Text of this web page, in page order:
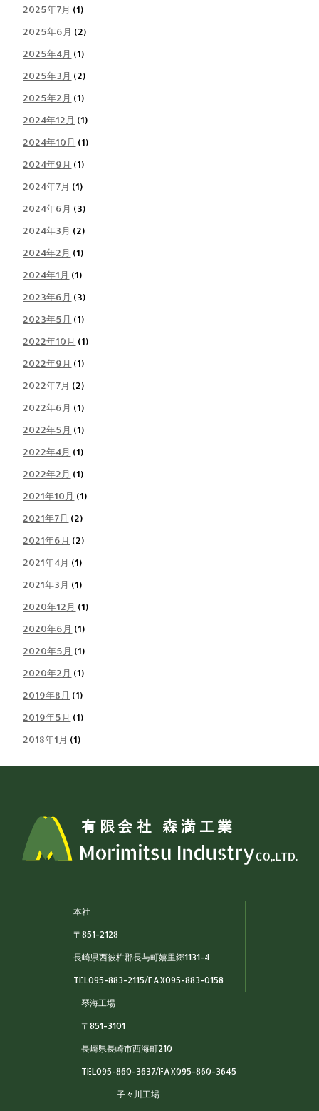
2025年7月 (1)
2025年6月 (2)
2025年4月 (1)
2025年3月 (2)
2025年2月 (1)
2024年12月 (1)
2024年10月 (1)
2024年9月 (1)
2024年7月 (1)
2024年6月 (3)
2024年3月 (2)
2024年2月 (1)
2024年1月 (1)
2023年6月 (3)
2023年5月 (1)
2022年10月 (1)
2022年9月 (1)
2022年7月 (2)
2022年6月 (1)
2022年5月 (1)
2022年4月 (1)
2022年2月 (1)
2021年10月 (1)
2021年7月 (2)
2021年6月 (2)
2021年4月 (1)
2021年3月 (1)
2020年12月 (1)
2020年6月 (1)
2020年5月 (1)
2020年2月 (1)
2019年8月 (1)
2019年5月 (1)
2018年1月 (1)
本社
〒851-2128
長崎県西彼杵郡長与町嬉里郷1131-4
TEL095-883-2115/FAX095-883-0158
琴海工場
〒851-3101
長崎県長崎市西海町210
TEL095-860-3637/FAX095-860-3645
子々川工場